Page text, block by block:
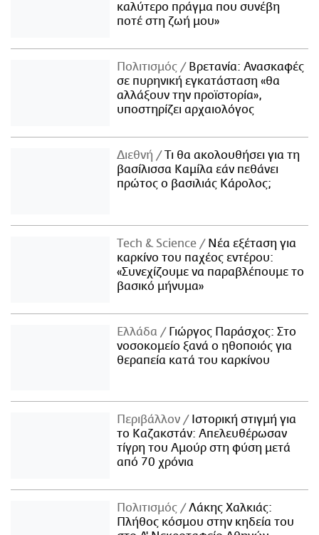
καλύτερο πράγμα που συνέβη
ποτέ στη ζωή μου»
Πολιτισμός
Βρετανία: Ανασκαφές
σε πυρηνική εγκατάσταση «θα
αλλάξουν την προϊστορία»,
υποστηρίζει αρχαιολόγος
Διεθνή
Τι θα ακολουθήσει για τη
βασίλισσα Καμίλα εάν πεθάνει
πρώτος ο βασιλιάς Κάρολος;
Τech & Science
Νέα εξέταση για
καρκίνο του παχέος εντέρου:
«Συνεχίζουμε να παραβλέπουμε το
βασικό μήνυμα»
Ελλάδα
Γιώργος Παράσχος: Στο
νοσοκομείο ξανά ο ηθοποιός για
θεραπεία κατά του καρκίνου
Περιβάλλον
Ιστορική στιγμή για
το Καζακστάν: Απελευθέρωσαν
τίγρη του Αμούρ στη φύση μετά
από 70 χρόνια
Πολιτισμός
Λάκης Χαλκιάς:
Πλήθος κόσμου στην κηδεία του